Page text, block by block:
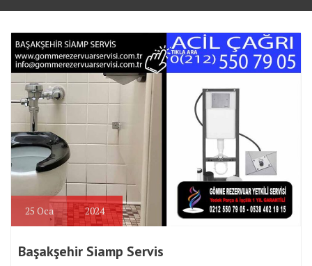
25 Oca 2024
Başakşehir Siamp Servis